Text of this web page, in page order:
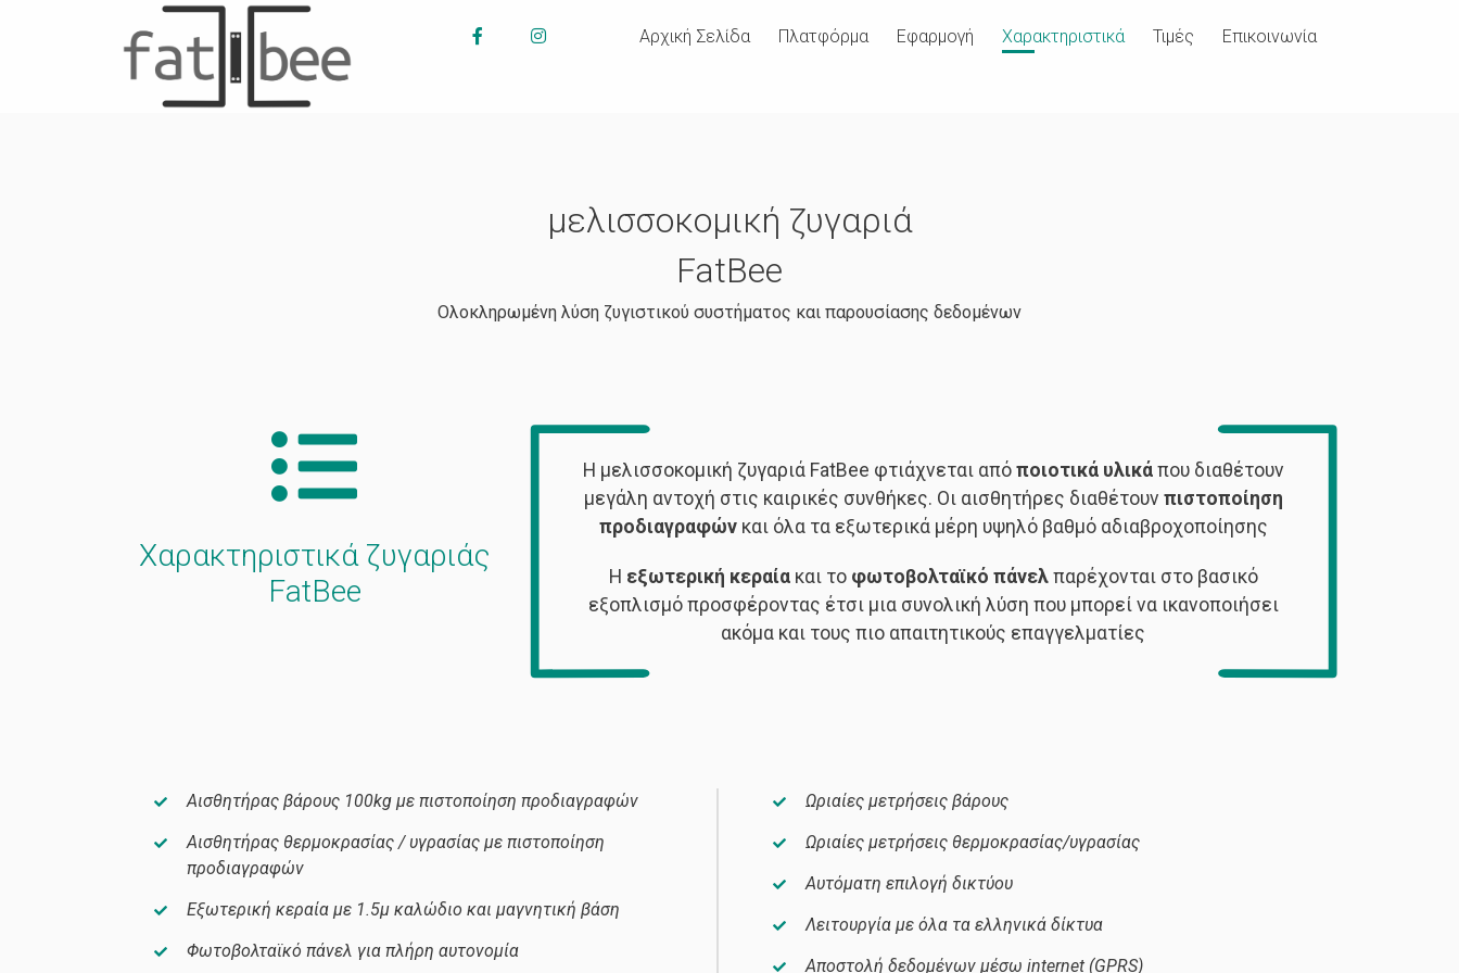
Αρχική Σελίδα Πλατφόρμα Εφαρμογή Χαρακτηριστικά Τιμές Επικοινωνία
μελισσοκομική ζυγαριά
FatBee
Ολοκληρωμένη λύση ζυγιστικού συστήματος και παρουσίασης δεδομένων
Χαρακτηριστικά ζυγαριάς
FatBee
Η μελισσοκομική ζυγαριά FatBee φτιάχνεται από ποιοτικά υλικάπου διαθέτουν
μεγάλη αντοχή στις καιρικές συνθήκες. Οι αισθητήρες διαθέτουν πιστοποίηση
προδιαγραφώνκαι όλα τα εξωτερικά μέρη υψηλό βαθμό αδιαβροχοποίησης
Η εξωτερική κεραίακαι τοφωτοβολταϊκό πάνελ παρέχονται στο βασικό
εξοπλισμό προσφέροντας έτσι μια συνολική λύση που μπορεί να ικανοποιήσει
ακόμα και τους πιο απαιτητικούς επαγγελματίες
Αισθητήρας βάρους 100kg με πιστοποίηση προδιαγραφών
Αισθητήρας θερμοκρασίας / υγρασίας με πιστοποίηση
προδιαγραφών
Εξωτερική κεραία με 1.5μ καλώδιο και μαγνητική βάση
Φωτοβολταϊκό πάνελ για πλήρη αυτονομία
Ωριαίες μετρήσεις βάρους
Ωριαίες μετρήσεις θερμοκρασίας/υγρασίας
Αυτόματη επιλογή δικτύου
Λειτουργία με όλα τα ελληνικά δίκτυα
Αποστολή δεδομένων μέσω internet (GPRS)